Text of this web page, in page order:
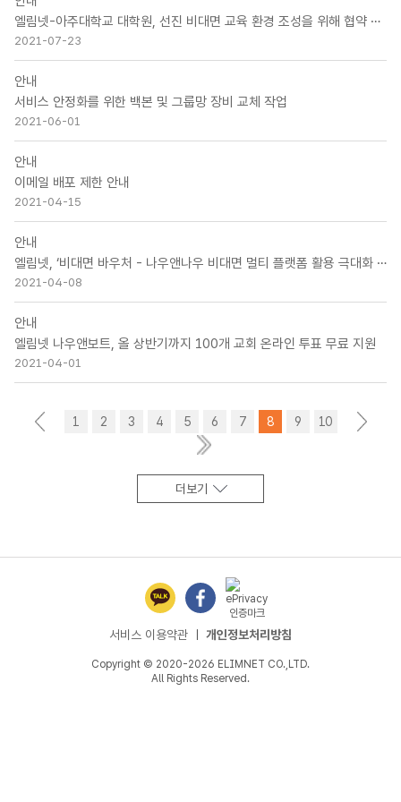
엘림넷-아주대학교 대학원, 선진 비대면 교육 환경 조성을 위해 협약 체결
2021-07-23
안내
서비스 안정화를 위한 백본 및 그룹망 장비 교체 작업
2021-06-01
안내
이메일 배포 제한 안내
2021-04-15
안내
엘림넷, ‘비대면 바우처 - 나우앤나우 비대면 멀티 플랫폼 활용 극대화 전략’ 웨비나 개최
2021-04-08
안내
엘림넷 나우앤보트, 올 상반기까지 100개 교회 온라인 투표 무료 지원
2021-04-01
< 1 2 3 4 5 6 7 8 9 10 >
더보기
서비스 이용약관 개인정보처리방침
Copyright © 2020-2026 ELIMNET CO.,LTD.
All Rights Reserved.